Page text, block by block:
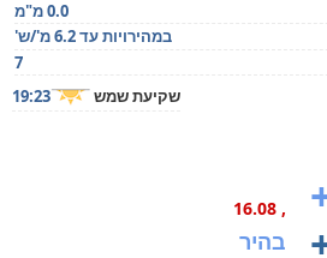
0.0 מ"מ
במהירויות עד 6.2 מ'/ש'
7
שקיעת שמש 19:23
, 16.08
בהיר